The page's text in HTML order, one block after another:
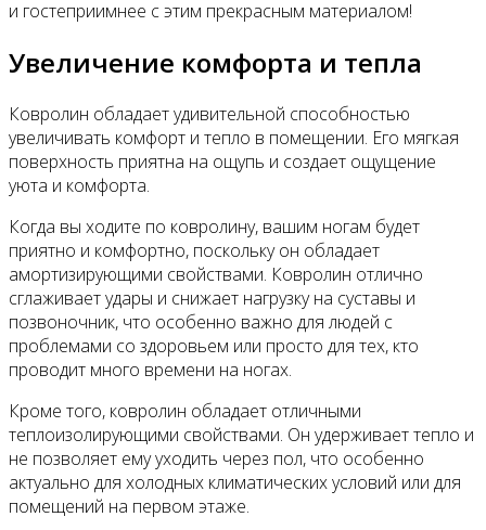
и гостеприимнее с этим прекрасным материалом!
Увеличение комфорта и тепла
Ковролин обладает удивительной способностью
увеличивать комфорт и тепло в помещении. Его мягкая
поверхность приятна на ощупь и создает ощущение
уюта и комфорта.
Когда вы ходите по ковролину, вашим ногам будет
приятно и комфортно, поскольку он обладает
амортизирующими свойствами. Ковролин отлично
сглаживает удары и снижает нагрузку на суставы и
позвоночник, что особенно важно для людей с
проблемами со здоровьем или просто для тех, кто
проводит много времени на ногах.
Кроме того, ковролин обладает отличными
теплоизолирующими свойствами. Он удерживает тепло и
не позволяет ему уходить через пол, что особенно
актуально для холодных климатических условий или для
помещений на первом этаже.